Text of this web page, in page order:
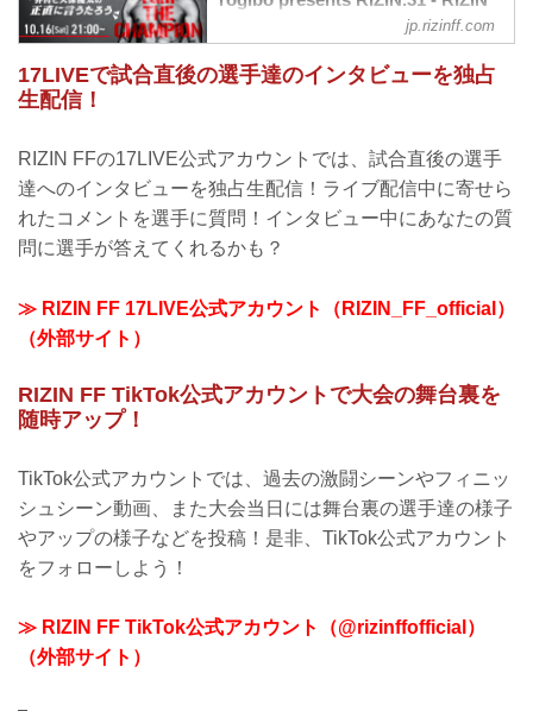
FIGHTING FEDERATION オフィシ
ャルサイト
10月24日（日）に横浜のぴあアリーナ
YouTubeライブ配信が決定したぞ！
事前特番「RIZIN TV 〜昇侍と久保優太
の"正直に言うたろう”〜」は、ゲストに
RIZINファイターの昇侍、久保優太を迎
え、芸人のアマレス兄弟・兄とRIZIN広報
た、RIZINガール2021の加奈とララが番
組に華を添えてくれるぞ！
jp.rizinff.com
17LIVEで試合直後の選手達のインタビューを独占
生配信！
RIZIN FFの17LIVE公式アカウントでは、試合直後の選手
達へのインタビューを独占生配信！ライブ配信中に寄せら
れたコメントを選手に質問！インタビュー中にあなたの質
問に選手が答えてくれるかも？
≫ RIZIN FF 17LIVE公式アカウント（RIZIN_FF_official）
（外部サイト）
RIZIN FF TikTok公式アカウントで大会の舞台裏を
随時アップ！
TikTok公式アカウントでは、過去の激闘シーンやフィニッ
シュシーン動画、また大会当日には舞台裏の選手達の様子
やアップの様子などを投稿！是非、TikTok公式アカウント
をフォローしよう！
≫ RIZIN FF TikTok公式アカウント（@rizinffofficial）
（外部サイト）